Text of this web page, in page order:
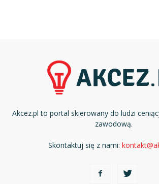
Akcez.pl to portal skierowany do ludzi
zawodową.
Skontaktuj się z nami: